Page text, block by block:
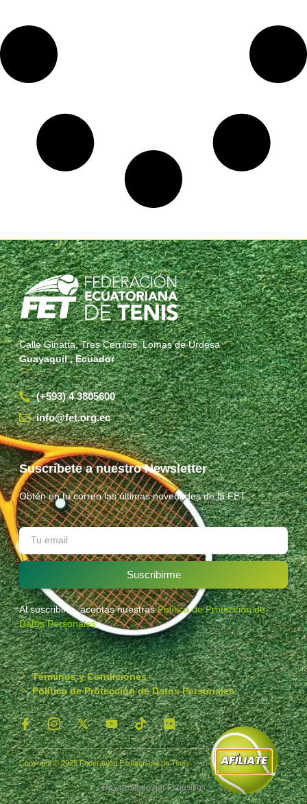
Calle Ginatta, Tres Cerritos, Lomas de Urdesa
Guayaquil , Ecuador
(+593) 4 3805600
info@fet.org.ec
Suscríbete a nuestro Newsletter
Obtén en tu correo las últimas novedades de la FET.
Suscribirme
Al suscribirte, aceptas nuestrasPolítica de Protección de
Datos Personales.
Términos y Condiciones
Política de Protección de Datos Personales
Copyright © 2025 Federación Ecuatoriana de Tenis
Desarrollado porEcuasitios